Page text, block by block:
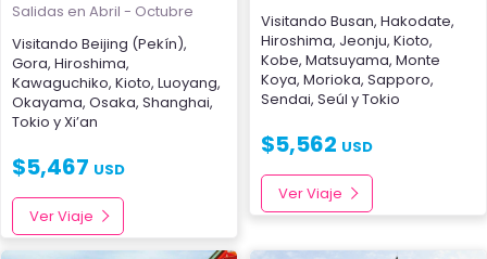
Salidas en Abril - Octubre
Visitando Beijing (Pekín),
Gora, Hiroshima,
Kawaguchiko, Kioto, Luoyang,
Okayama, Osaka, Shanghai,
Tokio yXi’an
$5,467 USD
Ver Viaje
Visitando Busan, Hakodate,
Hiroshima, Jeonju, Kioto,
Kobe, Matsuyama, Monte
Koya, Morioka, Sapporo,
Sendai, Seúl yTokio
$5,562 USD
Ver Viaje